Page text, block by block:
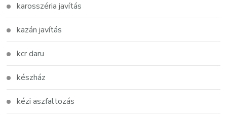
karosszéria javítás
kazán javítás
kcr daru
készház
kézi aszfaltozás